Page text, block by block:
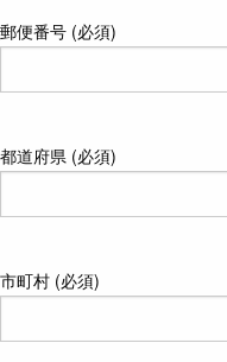
郵便番号 (必須)
都道府県 (必須)
市町村 (必須)